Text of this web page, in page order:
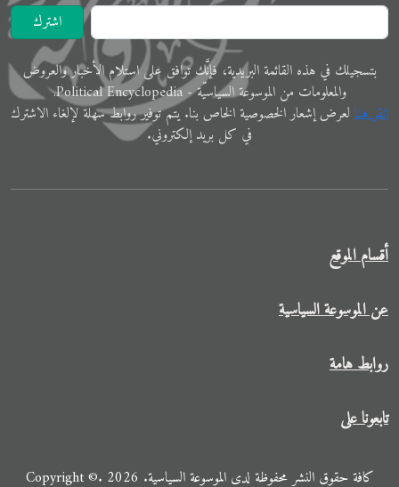
اشترك
ﺑﺘﺴﺠﻴﻠﻚ في ﻫﺬﻩ اﻟﻘﺎﺋﻤﺔ البريدية، فإنَّك ﺗﻮاﻓﻖ ﻋﻠﻰ اﺳﺘﻼم اﻷﺧﺒﺎر واﻟﻌﺮوض
والمعلوﻣﺎت ﻣﻦ الموسوعة اﻟﺴﻴﺎﺳﻴّﺔ - Political Encyclopedia.
اﻧﻘﺮ ﻫﻨﺎ ﻟﻌﺮض إﺷﻌﺎر الخصوصية الخاص ﺑﻨﺎ. ﻳﺘﻢ ﺗﻮفير رواﺑﻂ ﺳﻬﻠﺔ لإﻟﻐﺎء الاشترك
في ﻛﻞ ﺑﺮﻳﺪ إلكتروني.
أقسام الموقع
عن الموسوعة السياسية
روابط هامة
تابعونا على
كافة حقوق النشر محفوظة لدى الموسوعة السياسية. 2026 .Copyright ©